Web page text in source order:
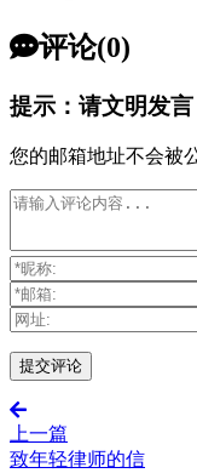
评论(0)
提示：请文明发言
您的邮箱地址不会被
上一篇
致年轻律师的信